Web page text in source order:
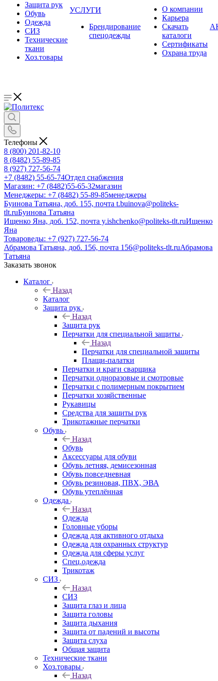
Защита рук
Обувь
Одежда
СИЗ
Технические
ткани
Хоз.товары
УСЛУГИ
Брендирование
спецодежды
О компании
Карьера
Cкачать
каталоги
Сертификаты
Охрана труда
Телефоны
8 (800) 201-82-10
8 (8482) 55-89-85
8 (927) 727-56-74
+7 (8482) 55-65-74Отдел снабжения
Магазин: +7 (8482)55-65-32магазин
Менеджеры: +7 (8482) 55-89-85менеджеры
Буинова Татьяна, доб. 155, почта t.buinova@politeks-
tlt.ruБуинова Татьяна
Ищенко Яна, доб. 152, почта y.ishchenko@politeks-tlt.ruИщенко
Яна
Товароведы: +7 (927) 727-56-74
Абрамова Татьяна, доб. 156, почта 156@politeks-tlt.ruАбрамова
Татьяна
Заказать звонок
Каталог
Назад
Каталог
Защита рук
Назад
Защита рук
Перчатки для специальной защиты
Назад
Перчатки для специальной защиты
Плащи-палатки
Перчатки и краги сварщика
Перчатки одноразовые и смотровые
Перчатки с полимерным покрытием
Перчатки хозяйственные
Рукавицы
Средства для защиты рук
Трикотажные перчатки
Обувь
Назад
Обувь
Аксессуары для обуви
Обувь летняя, демисезонная
Обувь повседневная
Обувь резиновая, ПВХ, ЭВА
Обувь утеплённая
Одежда
Назад
Одежда
Головные уборы
Одежда для активного отдыха
Одежда для охранных структур
Одежда для сферы услуг
Спец.одежда
Трикотаж
СИЗ
Назад
СИЗ
Защита глаз и лица
Защита головы
Защита дыхания
Защита от падений и высоты
Защита слуха
Общая защита
Технические ткани
Хоз.товары
Назад